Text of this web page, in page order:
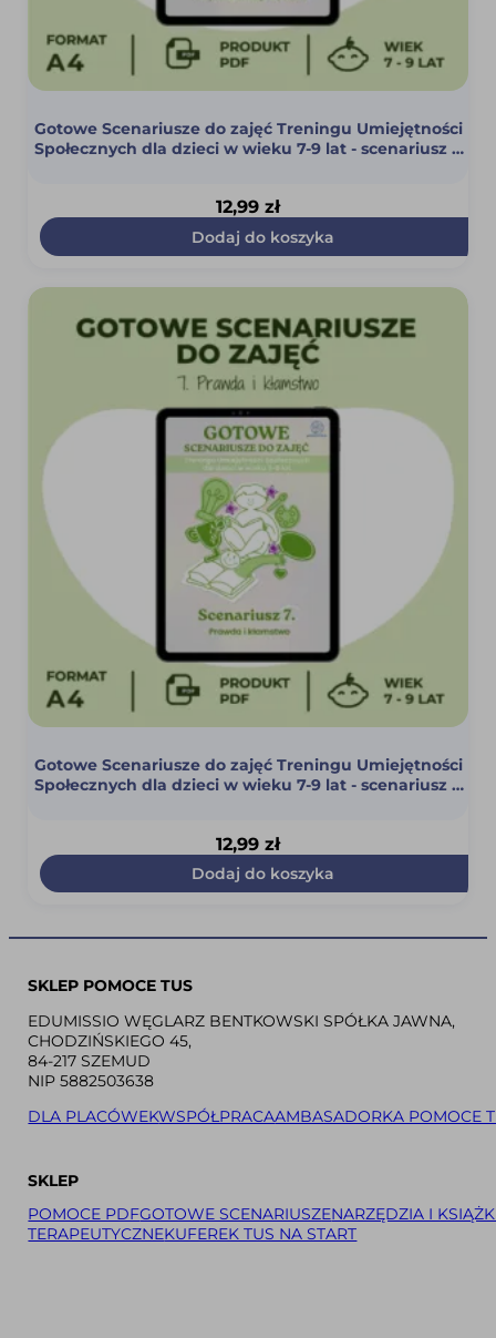
Gotowe Scenariusze do zajęć Treningu Umiejętności
Społecznych dla dzieci w wieku 7-9 lat - scenariusz 6
12,99 zł
Dodaj do koszyka
Gotowe Scenariusze do zajęć Treningu Umiejętności
Społecznych dla dzieci w wieku 7-9 lat - scenariusz 7
12,99 zł
Dodaj do koszyka
SKLEP POMOCE TUS
EDUMISSIO WĘGLARZ BENTKOWSKI SPÓŁKA JAWNA,
CHODZIŃSKIEGO 45,
84-217 SZEMUD
NIP 5882503638
DLA PLACÓWEKWSPÓŁPRACAAMBASADORKA POMOCE
SKLEP
POMOCE PDFGOTOWE SCENARIUSZENARZĘDZIA I
TERAPEUTYCZNEKUFEREK TUS NA START